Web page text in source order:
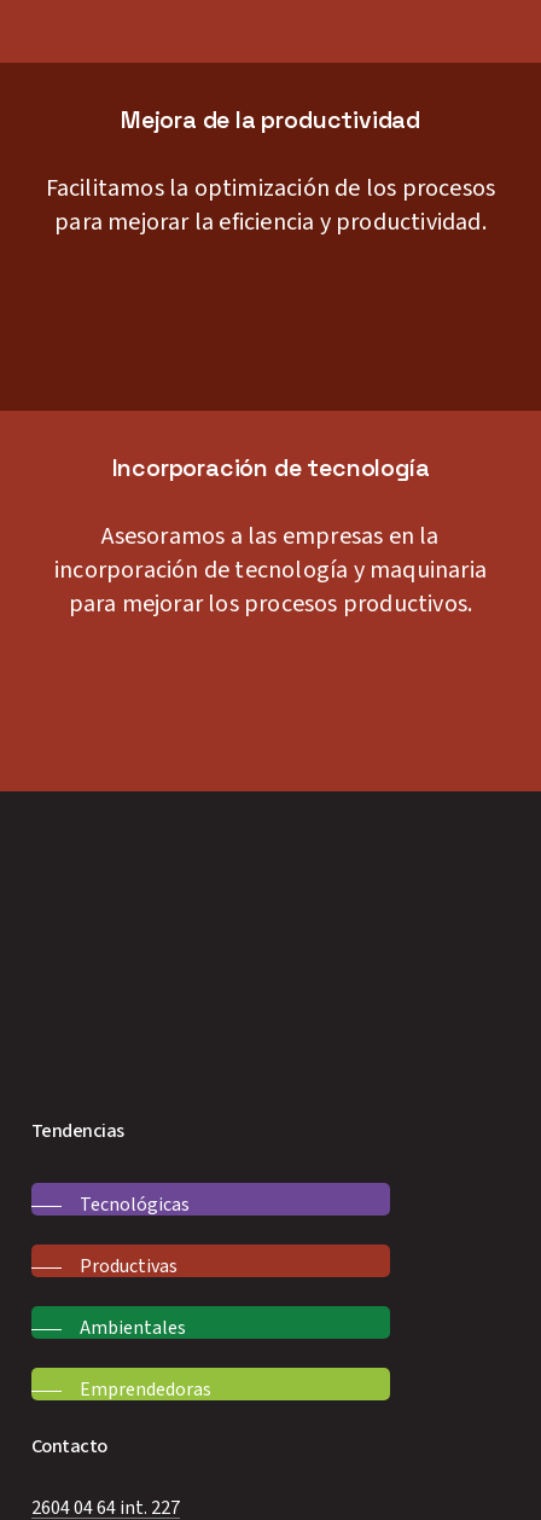
Mejora de la productividad
Facilitamos la optimización de los procesos
para mejorar la eficiencia y productividad.
Incorporación de tecnología
Asesoramos a las empresas en la
incorporación de tecnología y maquinaria
para mejorar los procesos productivos.
Tendencias
Tecnológicas
Productivas
Ambientales
Emprendedoras
Contacto
2604 04 64 int. 227